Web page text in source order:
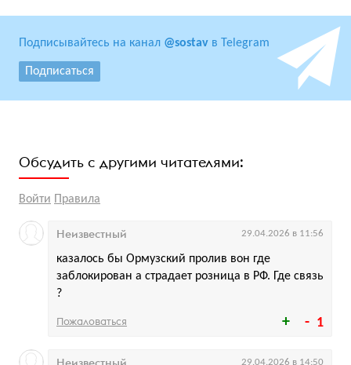
Подписывайтесь на канал @sostav в Telegram
Подписаться
Обсудить с другими читателями:
Войти Правила
1
казалось бы Ормузский пролив вон где
заблокирован а страдает розница в РФ. Где связь
?
Неизвестный 29.04.2026 в 11:56
Пожаловаться
29.04.2026 в 14:50